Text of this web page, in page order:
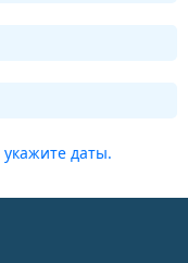
укажите даты.